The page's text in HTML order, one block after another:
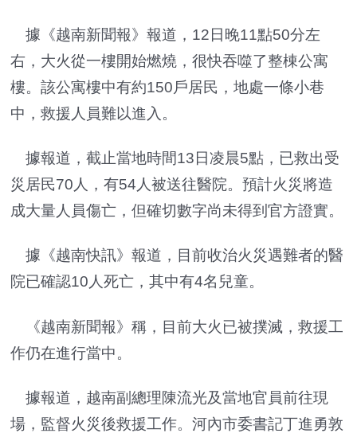
據《越南新聞報》報道，12日晚11點50分左
右，大火從一樓開始燃燒，很快吞噬了整棟公寓
樓。該公寓樓中有約150戶居民，地處一條小巷
中，救援人員難以進入。
據報道，截止當地時間13日凌晨5點，已救出受
災居民70人，有54人被送往醫院。預計火災將造
成大量人員傷亡，但確切數字尚未得到官方證實。
據《越南快訊》報道，目前收治火災遇難者的醫
院已確認10人死亡，其中有4名兒童。
《越南新聞報》稱，目前大火已被撲滅，救援工
作仍在進行當中。
據報道，越南副總理陳流光及當地官員前往現
場，監督火災後救援工作。河內市委書記丁進勇敦